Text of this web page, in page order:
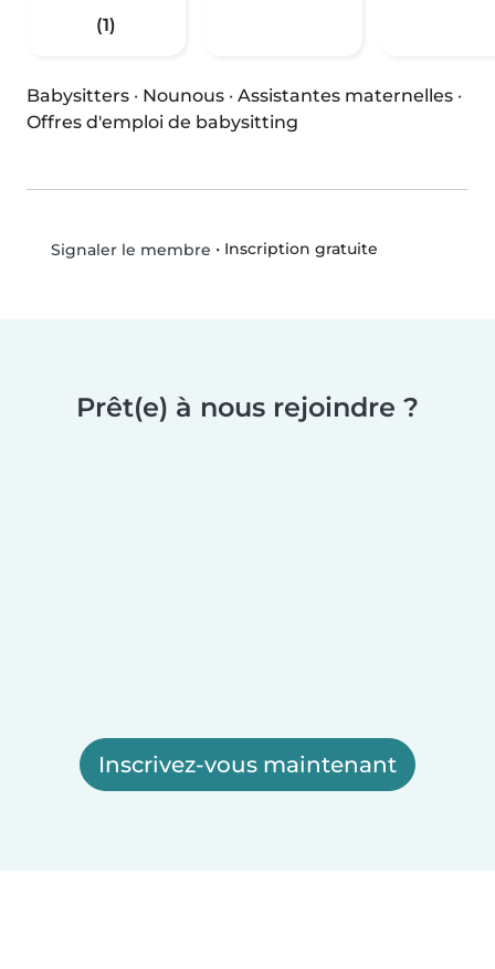
(1)
Babysitters · Nounous · Assistantes maternelles ·
Offres d'emploi de babysitting
Signaler le membre • Inscription gratuite
Prêt(e) à nous rejoindre ?
Inscrivez-vous maintenant